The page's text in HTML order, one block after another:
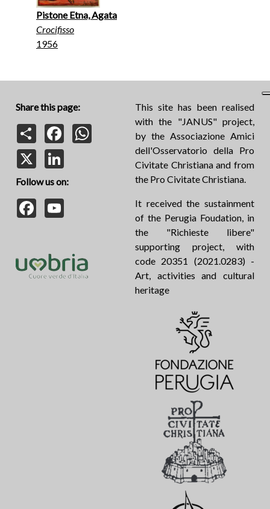
Pistone Etna, Agata
Crocifisso
1956
Share this page:
Share
Facebook
Follow us on:
Facebook
This site has been realised
with the "JANUS" project,
by the Associazione Amici
dell'Osservatorio della Pro
Civitate Christiana and from
the Pro Civitate Christiana.
It received the sustainment
of the Perugia Foudation, in
the "Richieste libere"
supporting project, with
code 20351 (2021.0283) -
Art, activities and cultural
heritage